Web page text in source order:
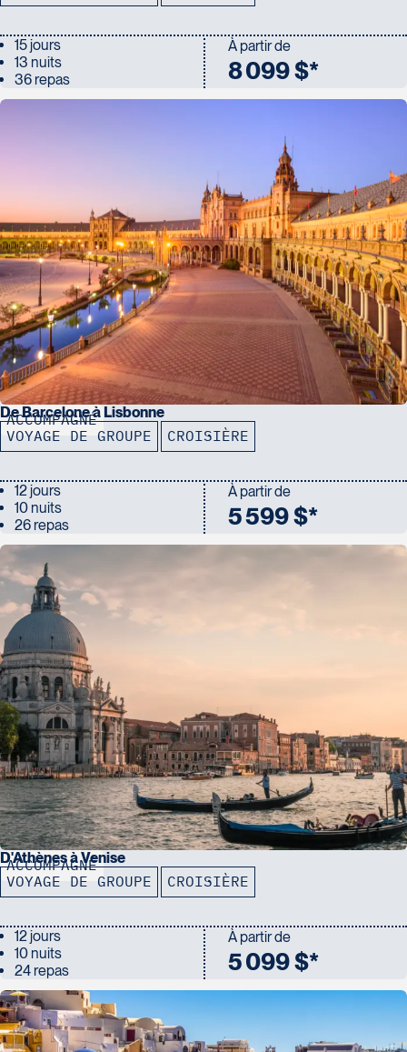
15 jours
13 nuits
36 repas
À partir de
8 099 $*
ACCOMPAGNÉ
De Barcelone à Lisbonne
VOYAGE DE GROUPE CROISIÈRE
12 jours
10 nuits
26 repas
À partir de
5 599 $*
ACCOMPAGNÉ
D'Athènes à Venise
VOYAGE DE GROUPE CROISIÈRE
12 jours
10 nuits
24 repas
À partir de
5 099 $*